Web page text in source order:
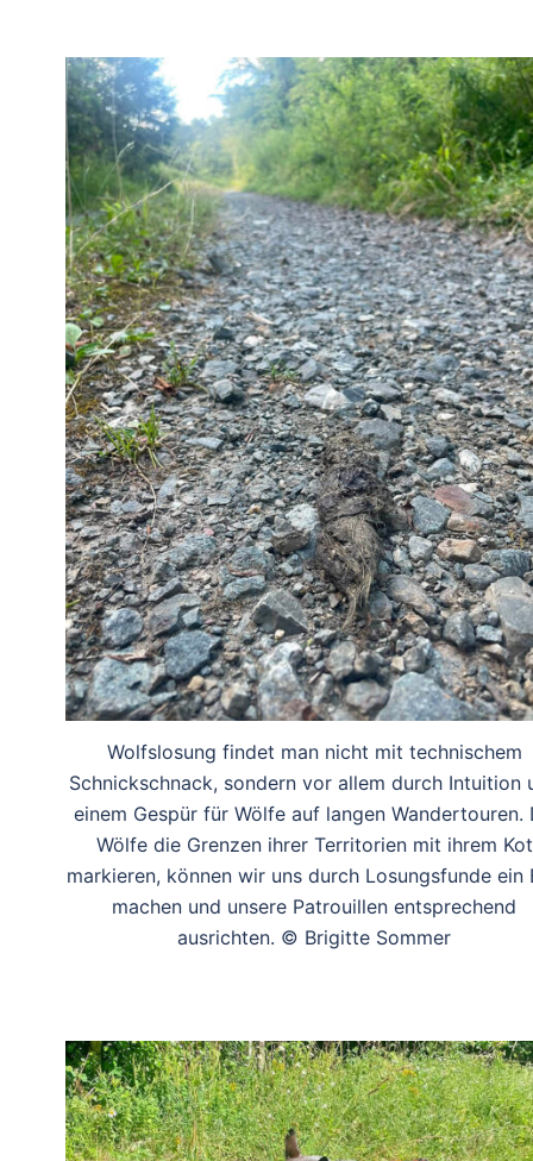
Wolfslosung findet man nicht mit technischem
Schnickschnack, sondern vor allem durch Intuition
einem Gespür für Wölfe auf langen Wandertouren.
Wölfe die Grenzen ihrer Territorien mit ihrem Kot
markieren, können wir uns durch Losungsfunde ein
machen und unsere Patrouillen entsprechend
ausrichten. © Brigitte Sommer